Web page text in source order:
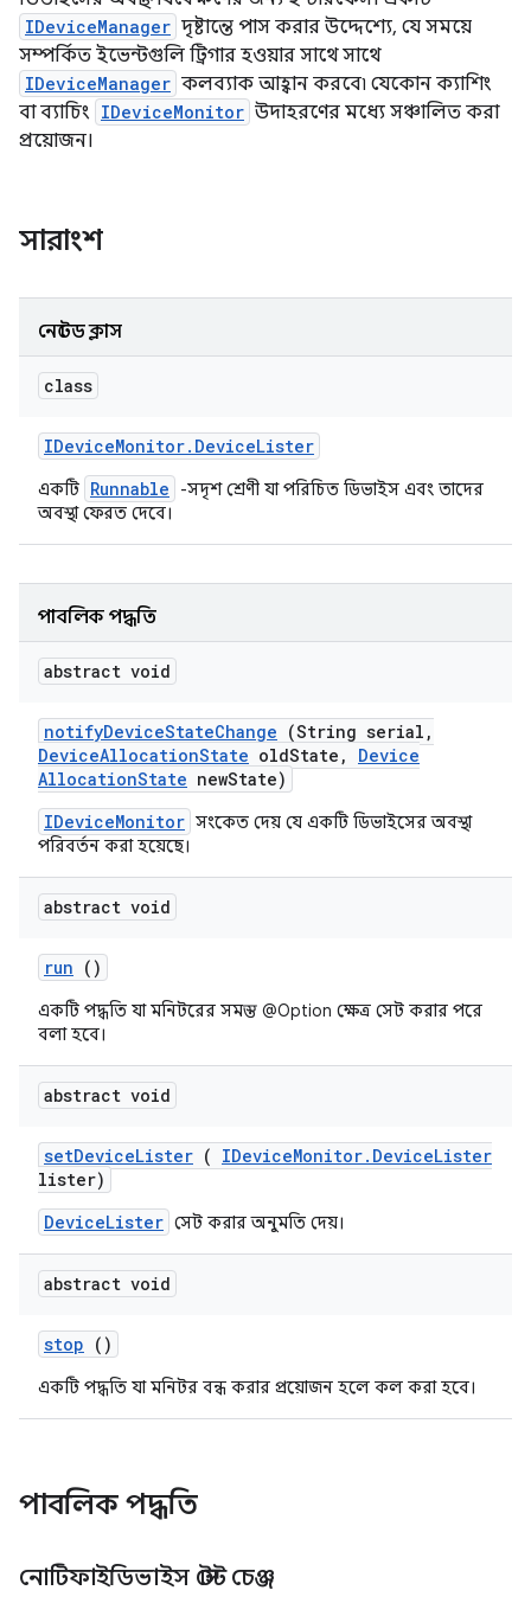
IDeviceManager দৃষ্টান্তে পাস করার উদ্দেশ্যে, যে সময়ে
সম্পর্কিত ইভেন্টগুলি ট্রিগার হওয়ার সাথে সাথে
IDeviceManager কলব্যাক আহ্বান করবে৷ যেকোন ক্যাশিং
বা ব্যাচিং IDeviceMonitor উদাহরণের মধ্যে সঞ্চালিত করা
প্রয়োজন।
সারাংশ
নেস্টেড ক্লাস
class
IDeviceMonitor. DeviceLister
একটি Runnable
-সদৃশ শ্রেণী যা পরিচিত ডিভাইস এবং তাদের
অবস্থা ফেরত দেবে।
পাবলিক পদ্ধতি
abstract void
notifyDeviceStateChange (String serial ,
DeviceAllocationState oldState ,
Device
AllocationState newState)
IDeviceMonitor সংকেত দেয় যে একটি ডিভাইসের অবস্থা
পরিবর্তন করা হয়েছে।
abstract void
run ()
একটি পদ্ধতি যা মনিটরের সমস্ত @Option ক্ষেত্র সেট করার পরে
বলা হবে।
abstract void
setDeviceLister ( IDeviceMonitor. DeviceLister
lister)
DeviceLister সেট করার অনুমতি দেয়।
abstract void
stop ()
একটি পদ্ধতি যা মনিটর বন্ধ করার প্রয়োজন হলে কল করা হবে।
পাবলিক পদ্ধতি
নোটিফাইডিভাইস স্টেট চেঞ্জ